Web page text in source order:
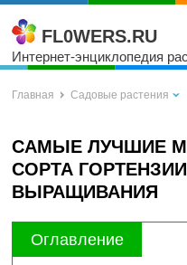
FL0WERS.RU
Интернет-энциклопедия
Главная Садовые растения
САМЫЕ ЛУЧШИЕ
СОРТА
ВЫРАЩИВАНИЯ
Оглавление